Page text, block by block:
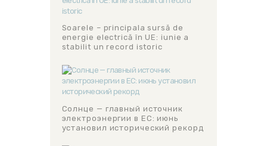
Soarele – principala sursă de
energie electrică în UE: iunie a
stabilit un record istoric
Солнце — главный источник
электроэнергии в ЕС: июнь
установил исторический рекорд